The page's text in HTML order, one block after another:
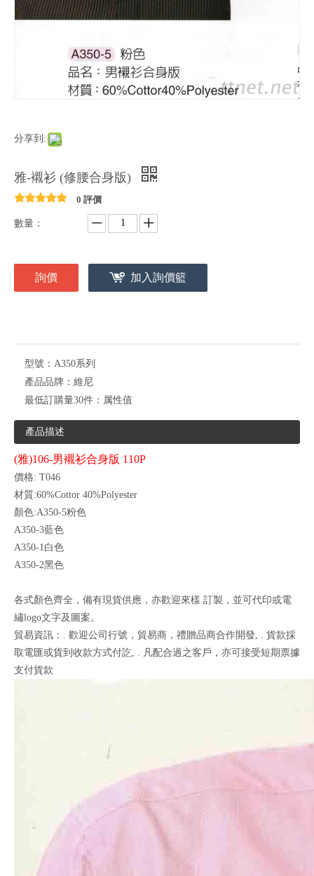
分享到:
雅-襯衫 (修腰合身版)
0 評價
數量：
詢價 加入詢價籃
型號： A350系列
產品品牌： 維尼
最低訂購量30件： 属性值
產品描述
(雅)106-男襯衫合身版 110P
價格: T046
材質:60%Cottor 40%Polyester
顏色:A350-5粉色
A350-3藍色
A350-1白色
A350-2黑色
各式顏色齊全，備有現貨供應，亦歡迎來樣 訂製，並可代印或電
繡logo文字及圖案。
貿易資訊：. 歡迎公司行號，貿易商，禮贈品商合作開發, . 貨款採
取電匯或貨到收款方式付訖, . 凡配合過之客戶，亦可接受短期票據
支付貨款